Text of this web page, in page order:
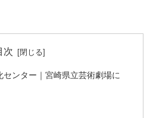
次
センター｜宮崎県立芸術劇場に